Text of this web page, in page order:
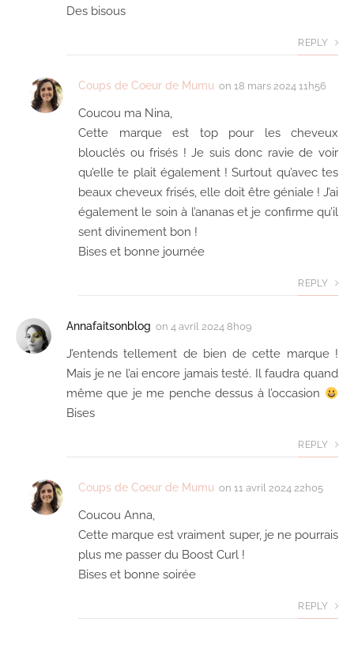
Des bisous
REPLY
Coups de Coeur de Mumu on 18 mars 2024 11h56
Coucou ma Nina,
Cette marque est top pour les cheveux
blouclés ou frisés ! Je suis donc ravie de voir
qu’elle te plait également ! Surtout qu’avec tes
beaux cheveux frisés, elle doit être géniale ! J’ai
également le soin à l’ananas et je confirme qu’il
sent divinement bon !
Bises et bonne journée
REPLY
Annafaitsonblog on 4 avril 2024 8h09
J’entends tellement de bien de cette marque !
Mais je ne l’ai encore jamais testé. Il faudra quand
même que je me penche dessus à l’occasion
Bises
REPLY
Coups de Coeur de Mumu on 11 avril 2024 22h05
Coucou Anna,
Cette marque est vraiment super, je ne pourrais
plus me passer du Boost Curl !
Bises et bonne soirée
REPLY